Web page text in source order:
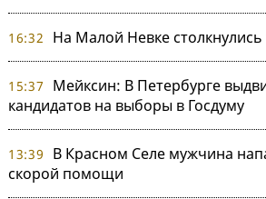
16:32 На Малой Невке столкнулись
15:37
Мейксин: В Петербурге
кандидатов на выборы в Госдуму
13:39
В Красном Селе мужчина
скорой помощи